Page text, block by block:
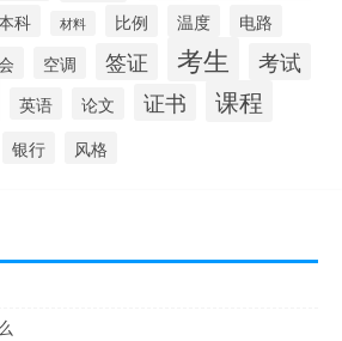
科 材料 比例 温度 电路
空调 签证 考生 考试
英语 论文 证书 课程
银行 风格